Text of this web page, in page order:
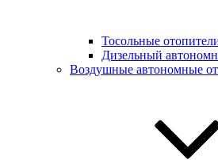
Тосольные
Дизельный
Воздушные автономные